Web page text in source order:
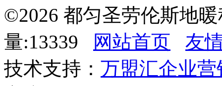
©2026 都匀圣劳伦斯地
量:13339
网站首页
友
技术支持： 万盟汇企业